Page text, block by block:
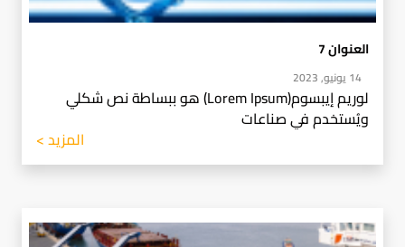
العنوان 7
14 يونيو, 2023
لوريم إيبسوم(Lorem Ipsum) هو ببساطة نص شكلي
ويُستخدم في صناعات
المزيد >